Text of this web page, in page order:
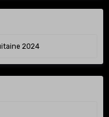
2024